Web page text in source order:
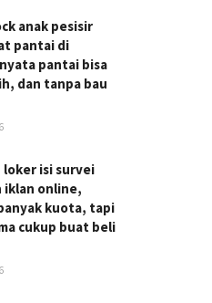
anak pesisir
pantai di
pantai bisa
dan tanpa bau
loker isi survei
iklan online,
kuota, tapi
cukup buat beli